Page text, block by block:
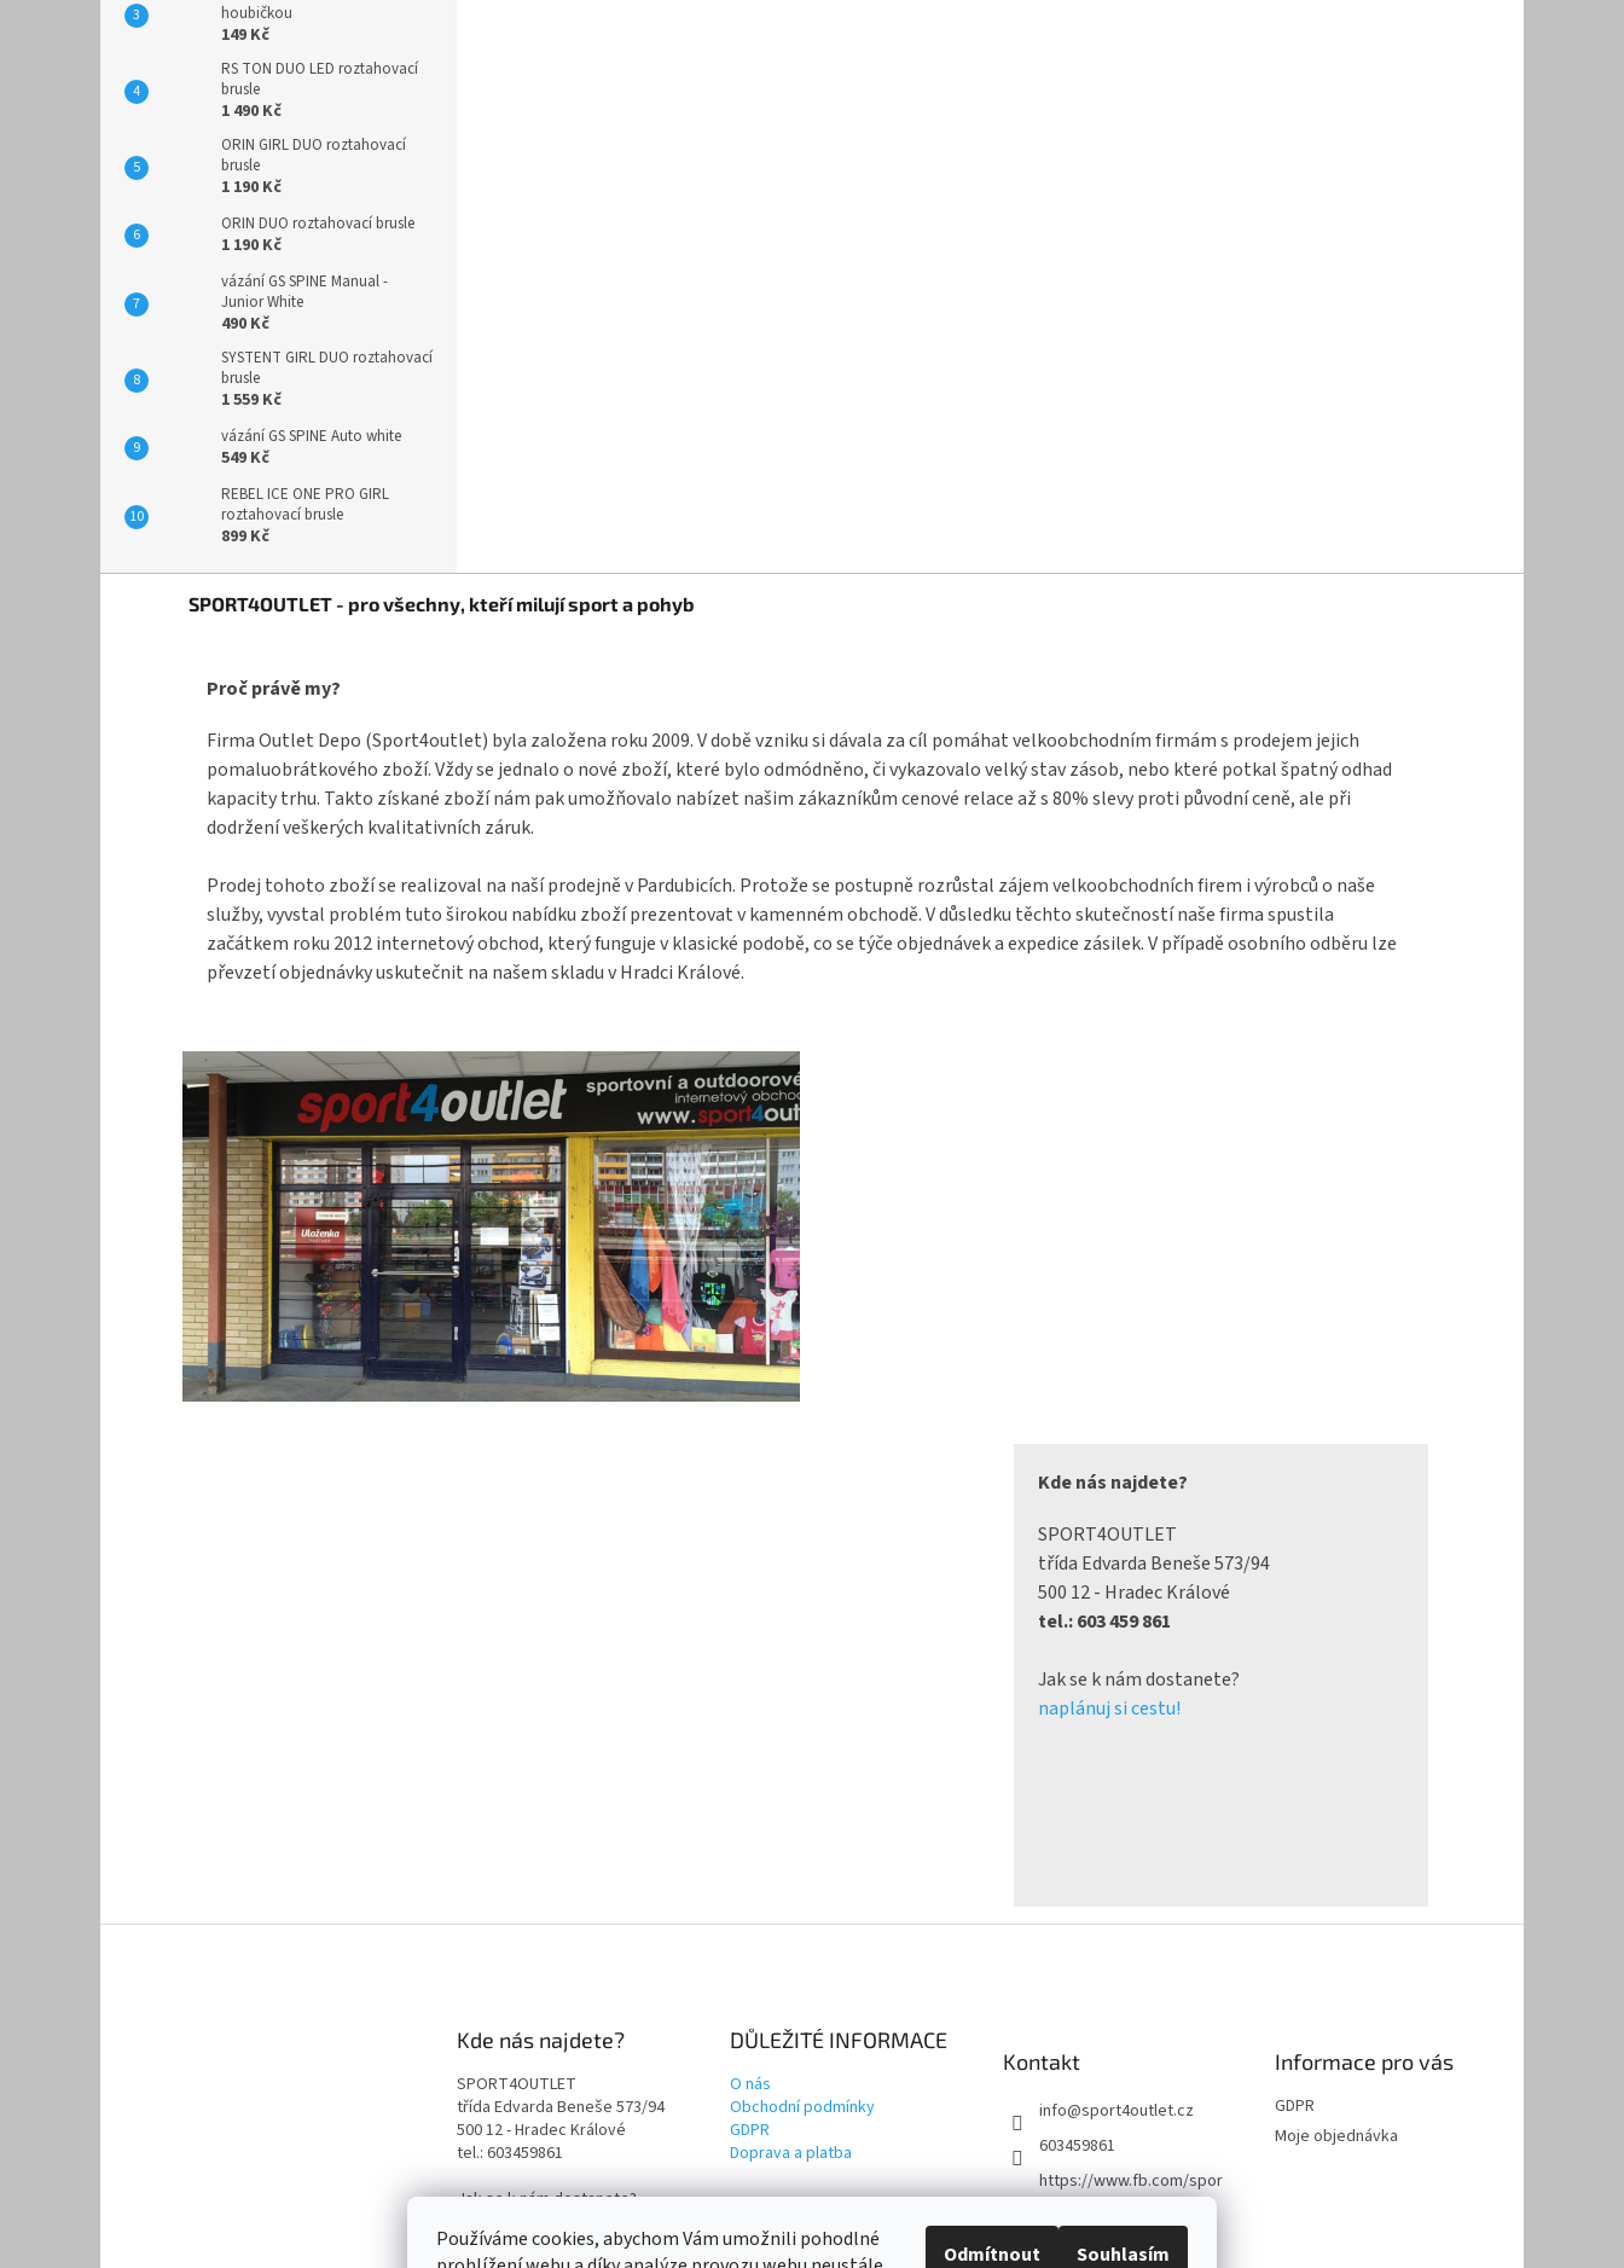
Používáme cookies, abychom Vám umožnili pohodlné
Odmítnout Souhlasím
houbičkou
149 Kč
RS TON DUO LED roztahovací
brusle
1 490 Kč
ORIN GIRL DUO roztahovací
brusle
1 190 Kč
ORIN DUO roztahovací brusle
1 190 Kč
vázání GS SPINE Manual -
Junior White
490 Kč
SYSTENT GIRL DUO roztahovací
brusle
1 559 Kč
vázání GS SPINE Auto white
549 Kč
REBEL ICE ONE PRO GIRL
roztahovací brusle
899 Kč
SPORT4OUTLET - pro všechny, kteří milují sport a pohyb
Proč právě my?
Firma Outlet Depo (Sport4outlet) byla založena roku 2009. V době vzniku si dávala za cíl pomáhat velkoobchodním firmám s prodejem jejich
pomaluobrátkového zboží. Vždy se jednalo o nové zboží, které bylo odmódněno, či vykazovalo velký stav zásob, nebo které potkal špatný odhad
kapacity trhu. Takto získané zboží nám pak umožňovalo nabízet našim zákazníkům cenové relace až s 80% slevy proti původní ceně, ale při
dodržení veškerých kvalitativních záruk.
Prodej tohoto zboží se realizoval na naší prodejně v Pardubicích. Protože se postupně rozrůstal zájem velkoobchodních firem i výrobců o naše
služby, vyvstal problém tuto širokou nabídku zboží prezentovat v kamenném obchodě. V důsledku těchto skutečností naše firma spustila
začátkem roku 2012 internetový obchod, který funguje v klasické podobě, co se týče objednávek a expedice zásilek. V případě osobního odběru lze
převzetí objednávky uskutečnit na našem skladu v Hradci Králové.
Kde nás najdete?
SPORT4OUTLET
třída Edvarda Beneše 573/94
500 12 - Hradec Králové
tel.: 603 459 861
Jak se k nám dostanete?
naplánuj si cestu!
Kde nás najdete?
SPORT4OUTLET
třída Edvarda Beneše 573/94
500 12 - Hradec Králové
tel.: 603459861
Jak se k nám dostanete?
DŮLEŽITÉ INFORMACE
O nás
Obchodní podmínky
GDPR
Doprava a platba
Kontakt
info@sport4outlet.cz
603459861
https://www.fb.com/spor
t4outlet
Informace pro vás
GDPR
Moje objednávka